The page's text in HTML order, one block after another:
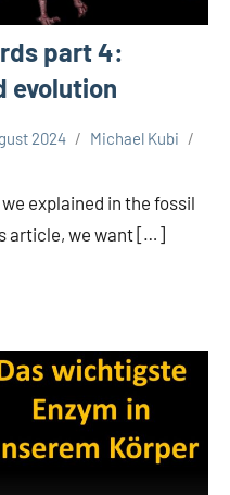
part 4:
evolution
2024 Michael Kubi
explained in the fossil
article, we want […]